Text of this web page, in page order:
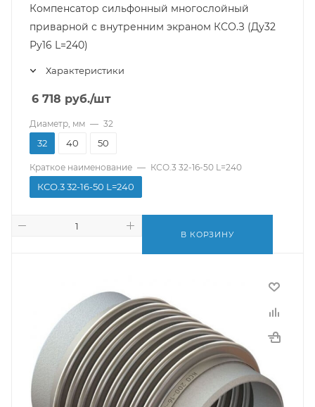
Компенсатор сильфонный многослойный
приварной с внутренним экраном КСО.З (Ду32
Ру16 L=240)
Характеристики
6 718 руб./шт
Диаметр, мм — 32
32 40 50
Краткое наименование — КСО.3 32-16-50 L=240
КСО.3 32-16-50 L=240
В КОРЗИНУ